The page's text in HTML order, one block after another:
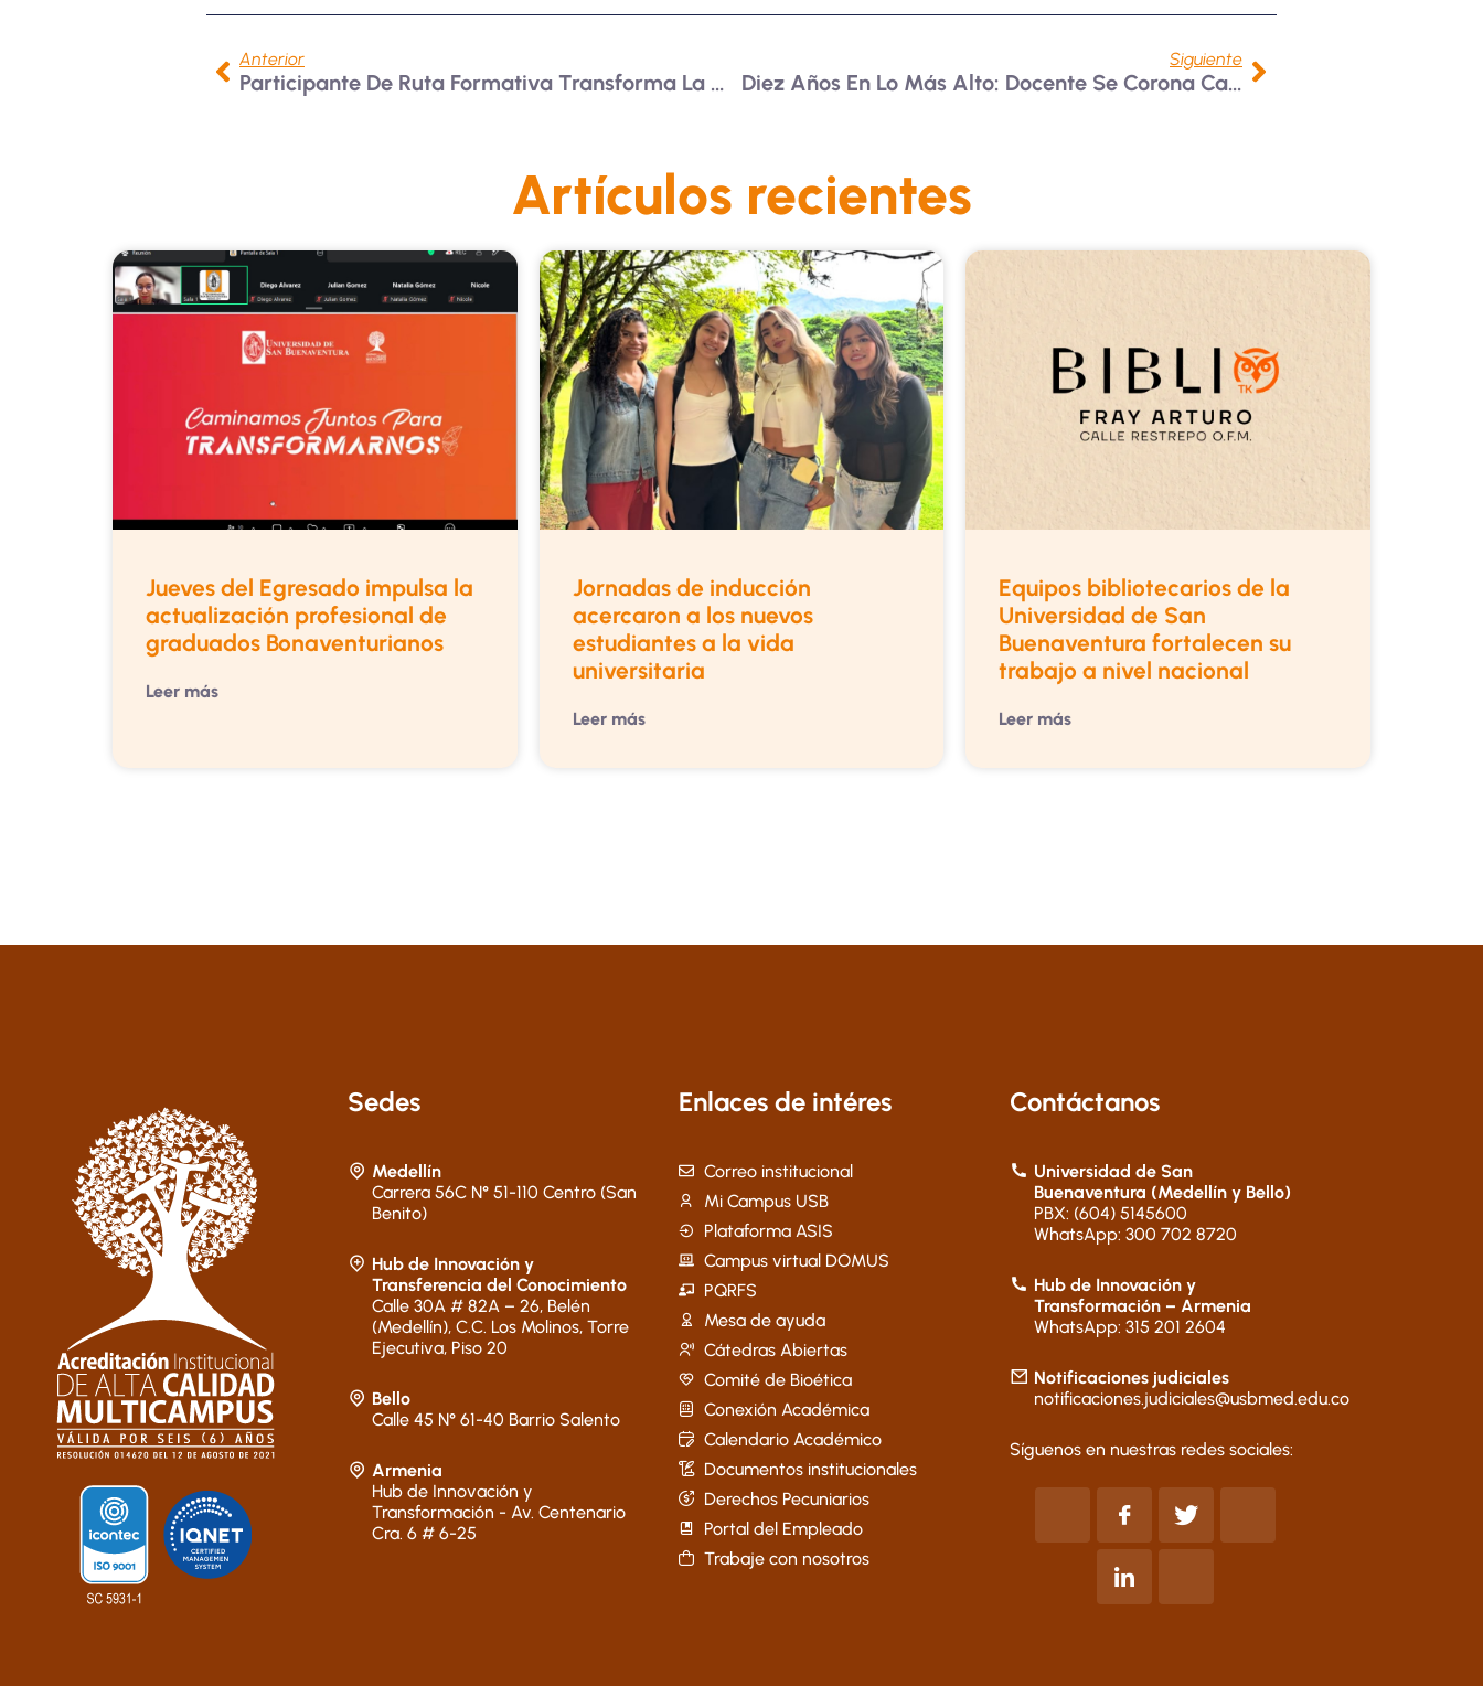
Anterior
Participante De Ruta Formativa Transforma La Memoria En Literatura Para Construir Paz
Siguiente
Diez Años En Lo Más Alto: Docente Se Corona Campeón Nacional De Hockey Subacuático Por Décima Vez Consecutiva
Artículos recientes
Jueves del Egresado impulsa la
actualización profesional de
graduados Bonaventurianos
Leer más
Jornadas de inducción
acercaron a los nuevos
estudiantes a la vida
universitaria
Leer más
Equipos bibliotecarios de la
Universidad de San
Buenaventura fortalecen su
trabajo a nivel nacional
Leer más
Sedes
Medellín
Carrera 56C N° 51-110 Centro (San
Benito)
Hub de Innovación y
Transferencia del Conocimiento
Calle 30A # 82A – 26, Belén
(Medellín), C.C. Los Molinos, Torre
Ejecutiva, Piso 20
Bello
Calle 45 N° 61-40 Barrio Salento
Armenia
Hub de Innovación y
Transformación - Av. Centenario
Cra. 6 # 6-25
Enlaces de intéres
Correo institucional
Mi Campus USB
Plataforma ASIS
Campus virtual DOMUS
PQRFS
Mesa de ayuda
Cátedras Abiertas
Comité de Bioética
Conexión Académica
Calendario Académico
Documentos institucionales
Derechos Pecuniarios
Portal del Empleado
Trabaje con nosotros
Contáctanos
Universidad de San
Buenaventura (Medellín y Bello)
PBX: (604) 5145600
WhatsApp: 300 702 8720
Hub de Innovación y
Transformación – Armenia
WhatsApp: 315 201 2604
Notificaciones judiciales
notificaciones.judiciales@usbmed.edu.co
Síguenos en nuestras redes sociales: